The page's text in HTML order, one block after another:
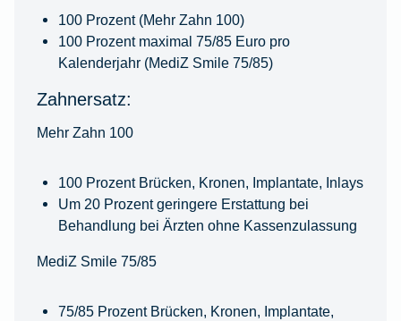
100 Prozent (Mehr Zahn 100)
100 Prozent maximal 75/85 Euro pro
Kalenderjahr (MediZ Smile 75/85)
Zahnersatz:
Mehr Zahn 100
100 Prozent Brücken, Kronen, Implantate, Inlays
Um 20 Prozent geringere Erstattung bei
Behandlung bei Ärzten ohne Kassenzulassung
MediZ Smile 75/85
75/85 Prozent Brücken, Kronen, Implantate,